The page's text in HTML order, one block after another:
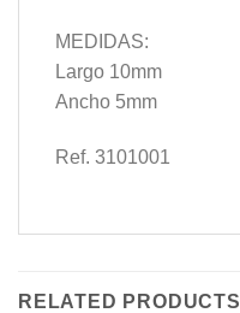
MEDIDAS:
Largo 10mm
Ancho 5mm
Ref. 3101001
RELATED PRODUCTS